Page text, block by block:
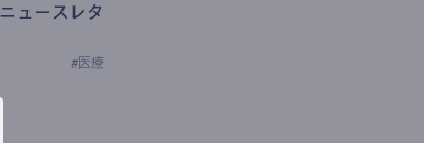
ュースレタ
# 医療